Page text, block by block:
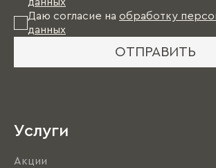
Даю согласие на обработку
данных
ОТПРАВИТЬ
Услуги
Акции